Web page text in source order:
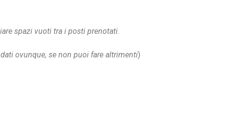
spazi vuoti tra i posti prenotati.
ovunque, se non puoi fare altrimenti)